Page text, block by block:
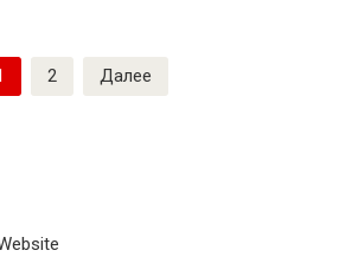
2 Далее